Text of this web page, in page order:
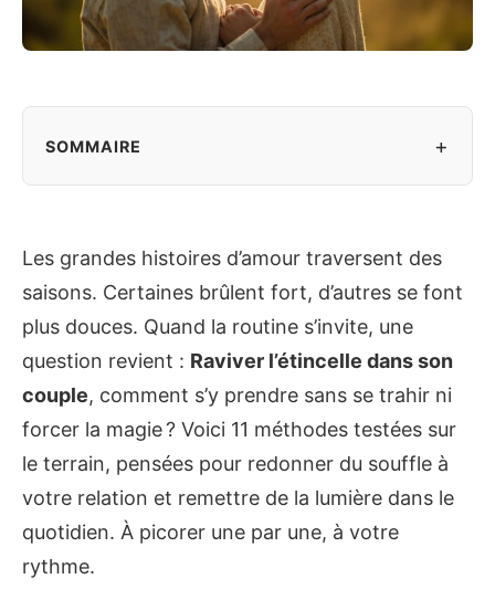
SOMMAIRE +
Les grandes histoires d’amour traversent des
saisons. Certaines brûlent fort, d’autres se font
plus douces. Quand la routine s’invite, une
question revient : Raviver l’étincelle dans son
couple, comment s’y prendre sans se trahir ni
forcer la magie ? Voici 11 méthodes testées sur
le terrain, pensées pour redonner du souffle à
votre relation et remettre de la lumière dans le
quotidien. À picorer une par une, à votre
rythme.